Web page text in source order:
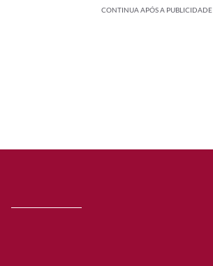
CONTINUA APÓS A PUBLICIDADE